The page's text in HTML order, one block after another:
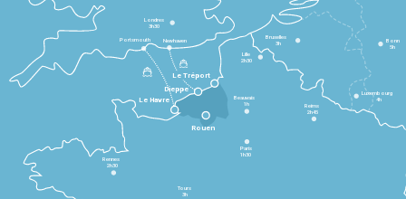
Le Havre
Dieppe
Le Tréport
Rennes
2h30
Tours
3h
Paris
1h30
Beauvais
1h
Reims
2h45
Lille
2h30
Bruxelles
3h
Londres
3h30
Newhaven
Portsmouth
Bonn
5h
Luxembourg
4h
Rouen